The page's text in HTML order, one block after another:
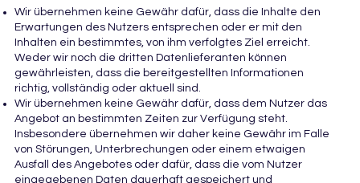
Wir übernehmen keine Gewähr dafür, dass die Inhalte den
Erwartungen des Nutzers entsprechen oder er mit den
Inhalten ein bestimmtes, von ihm verfolgtes Ziel erreicht.
Weder wir noch die dritten Datenlieferanten können
gewährleisten, dass die bereitgestellten Informationen
richtig, vollständig oder aktuell sind.
Wir übernehmen keine Gewähr dafür, dass dem Nutzer das
Angebot an bestimmten Zeiten zur Verfügung steht.
Insbesondere übernehmen wir daher keine Gewähr im Falle
von Störungen, Unterbrechungen oder einem etwaigen
Ausfall des Angebotes oder dafür, dass die vom Nutzer
eingegebenen Daten dauerhaft gespeichert und